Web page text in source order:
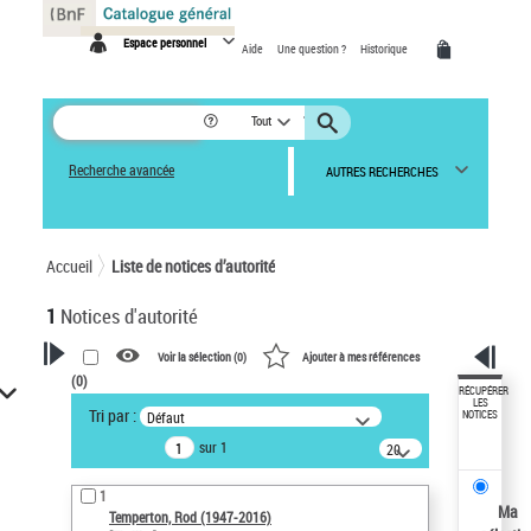
Espace personnel Aide Une question ? Historique
Tout
Recherche avancée AUTRES RECHERCHES
Accueil Liste de notices d’autorité
1 Notices d'autorité
VOTRE RECHERCHE
Recherche avancée dans les
notices d’autorité
Œuvres liées à l'auteur :
Temperton, Rod (1947-2016)
Voir la sélection (0) Ajouter à mes références
(0)
Tri par : Défaut
sur 1
20
résultats/page
1
Temperton, Rod (1947-2016)
RÉCUPÉRER
LES
NOTICES
Ma
Panneau de gestion des cookies